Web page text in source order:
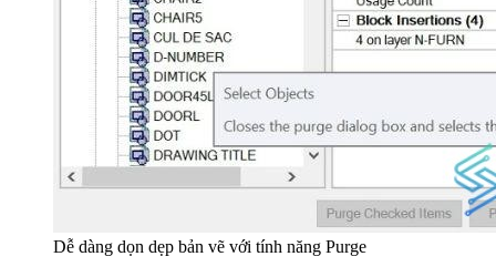
Dễ dàng dọn dẹp bản vẽ với tính năng Purge